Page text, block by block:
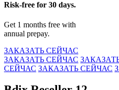
Risk-free for 30 days.
Get 1 months free with
annual prepay.
ЗАКАЗАТЬ СЕЙЧАС
ЗАКАЗАТЬ СЕЙЧАС
СЕЙЧАС ЗАКАЗАТЬ СЕЙЧАС